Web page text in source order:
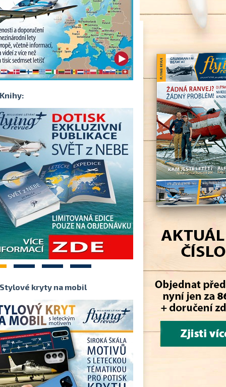
Knihy:
2 3 4
Stylové kryty na mobil